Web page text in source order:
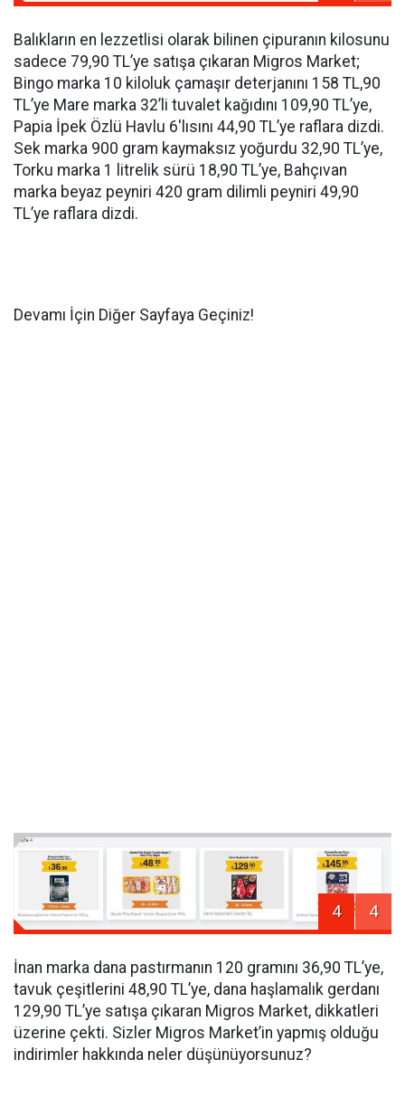
Balıkların en lezzetlisi olarak bilinen çipuranın kilosunu
sadece 79,90 TL’ye satışa çıkaran Migros Market;
Bingo marka 10 kiloluk çamaşır deterjanını 158 TL,90
TL’ye Mare marka 32’li tuvalet kağıdını 109,90 TL’ye,
Papia İpek Özlü Havlu 6'lısını 44,90 TL’ye raflara dizdi.
Sek marka 900 gram kaymaksız yoğurdu 32,90 TL’ye,
Torku marka 1 litrelik sürü 18,90 TL’ye, Bahçıvan
marka beyaz peyniri 420 gram dilimli peyniri 49,90
TL’ye raflara dizdi.
Devamı İçin Diğer Sayfaya Geçiniz!
4 4
İnan marka dana pastırmanın 120 gramını 36,90 TL’ye,
tavuk çeşitlerini 48,90 TL’ye, dana haşlamalık gerdanı
129,90 TL’ye satışa çıkaran Migros Market, dikkatleri
üzerine çekti. Sizler Migros Market’in yapmış olduğu
indirimler hakkında neler düşünüyorsunuz?